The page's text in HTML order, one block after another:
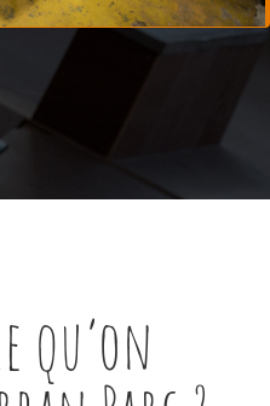
Parc ?